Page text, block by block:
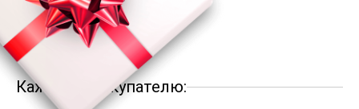
Каждому покупателю: